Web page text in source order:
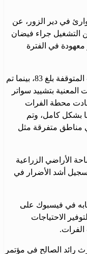
في دير الزور، عن
التشغيل جراء فيضان
معهودة في الفترة
وأوضح عباس للصحفيين أن عدد المحطات المتوقفة بلغ 83، بينما تم
المعنية بتشييد سواتر
وأعادت محطة الفرات
بشكل كامل، وتم
في مناطق متفرقة مثل
الأراضي الزراعية
16870 دونماً، مع تسجيل أشد الأضرار في
في فيسبوك على
الاحتياجات
الفرات.
رائد الصالح في مؤتمر